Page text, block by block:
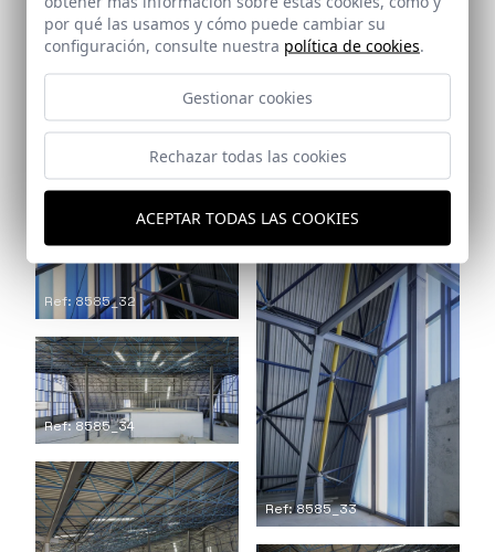
Ref: 8585_31
Ref: 8585_32
Ref: 8585_33
Ref: 8585_34
por qué las usamos y cómo puede cambiar su
configuración, consulte nuestra política de cookies.
Gestionar cookies
Rechazar todas las cookies
ACEPTAR TODAS LAS COOKIES